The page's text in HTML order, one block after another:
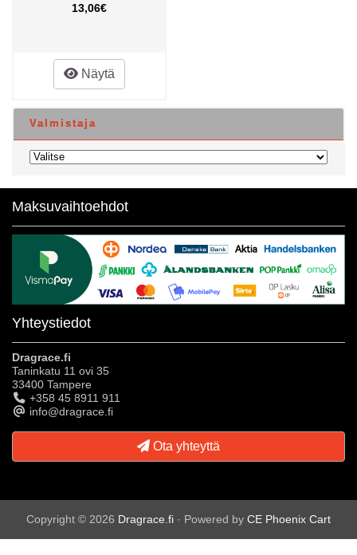
13,06€
Näytä
Valmistaja
Maksuvaihtoehdot
Yhteystiedot
Dragrace.fi
Taninkatu 11 ovi 35
33400 Tampere
+358 45 8911 911
info@dragrace.fi
Ota yhteyttä
Copyright © 2026 Dragrace.fi · Powered by CE Phoenix Cart